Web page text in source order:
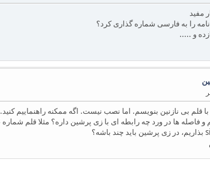
مفید
را به فارسی شماره گذاری کرد؟
و .....
قلم بی نازنین بنویسم. اما نصب نیست. اگه ممکنه راهنماییم کنید.
ورد چه رابطه ای با زی پرشین داره؟ مثلا قلم شماره 13 رو چجوری میشه در زی پرشین تعریف کرد؟